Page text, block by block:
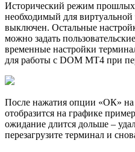
Исторический режим прошлых
необходимый для
выключен. Остальные
можно задать
временные настройки
для работы с DOM MT4 при
После нажатия опции «ОК» на
отобразится на графике
ожидание длится дольше –
перезагрузите терминал и